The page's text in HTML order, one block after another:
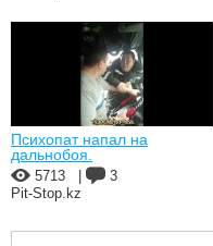
Психопат напал на
дальнобоя.
5713
3
Pit-Stop.kz